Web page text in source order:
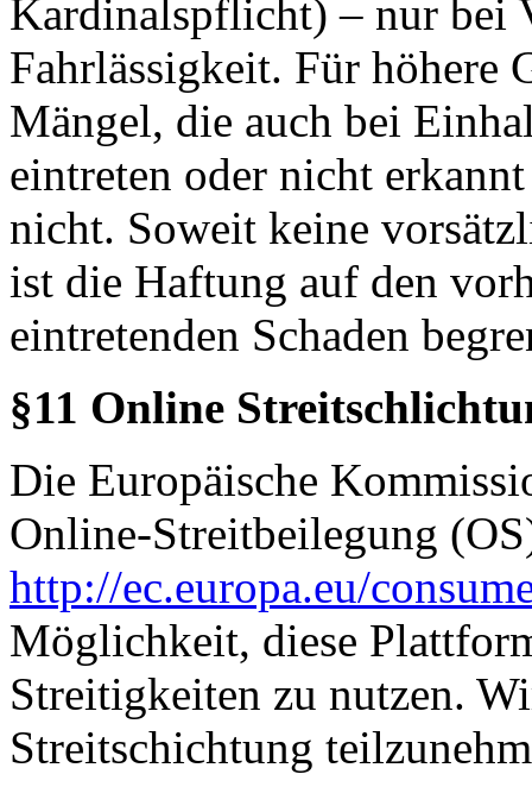
Kardinalspflicht) – nur bei
Fahrlässigkeit. Für höhere
Mängel, die auch bei
eintreten oder nicht
nicht. Soweit keine
ist die Haftung auf den
eintretenden Schaden
§11 Online
Die Europäische
Online-Streitbeilegung
http://ec.europa.eu/
Möglichkeit, diese
Streitigkeiten zu nutzen.
Streitschichtung